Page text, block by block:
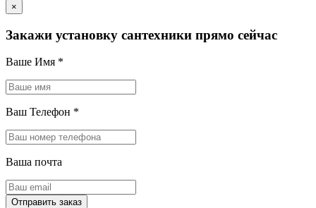
×
Закажи установку сантехники прямо сейчас
Ваше Имя *
Ваш Телефон *
Ваша почта